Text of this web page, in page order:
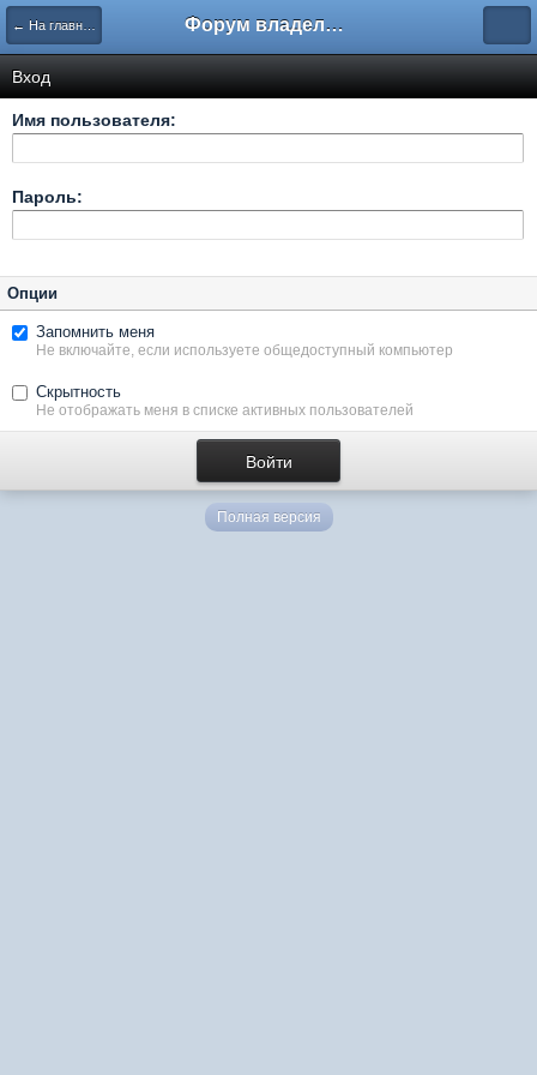
← На главную Форум владельцев интернет-магазинов
Вход
Имя пользователя:
Пароль:
Опции
Запомнить меня
Не включайте, если используете общедоступный компьютер
Скрытность
Не отображать меня в списке активных пользователей
Полная версия